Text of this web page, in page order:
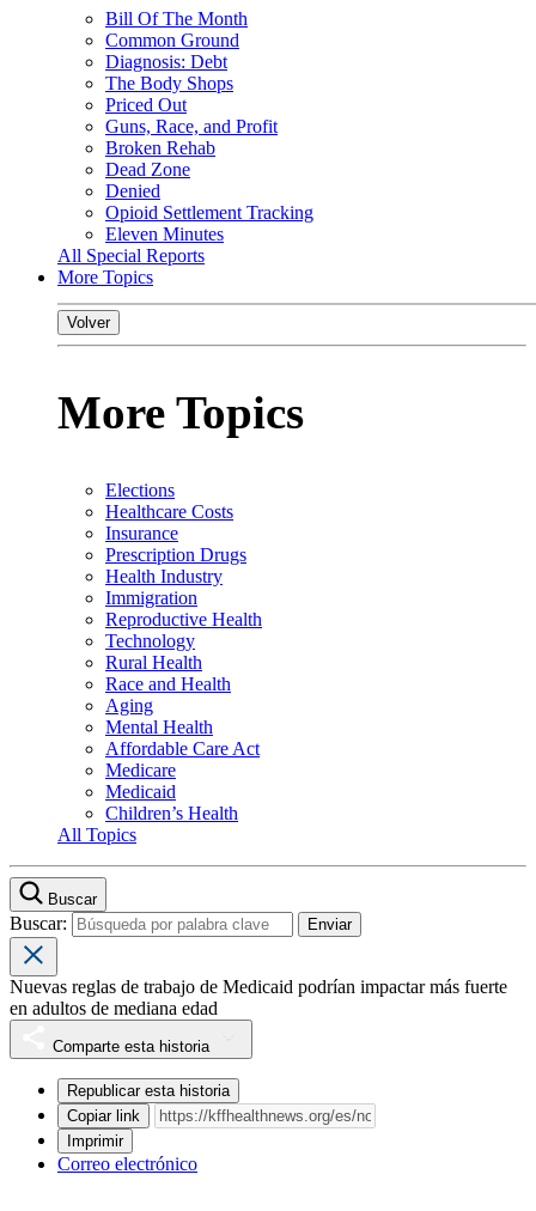
Bill Of The Month
Common Ground
Diagnosis: Debt
The Body Shops
Priced Out
Guns, Race, and Profit
Broken Rehab
Dead Zone
Denied
Opioid Settlement Tracking
Eleven Minutes
All Special Reports
More Topics
Volver
More Topics
Elections
Healthcare Costs
Insurance
Prescription Drugs
Health Industry
Immigration
Reproductive Health
Technology
Rural Health
Race and Health
Aging
Mental Health
Affordable Care Act
Medicare
Medicaid
Children’s Health
All Topics
Buscar
Buscar:
Nuevas reglas de trabajo de Medicaid podrían impactar más fuerte
en adultos de mediana edad
Comparte esta historia
Republicar esta historia
Copiar link
Imprimir
Correo electrónico